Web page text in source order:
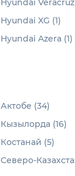
Hyundai XG (1)
Hyundai Azera (1)
Актобе (34)
Кызылорда (16)
Костанай (5)
Северо-